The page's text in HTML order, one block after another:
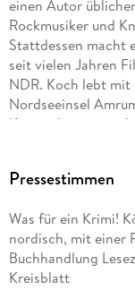
einen Autor
Rockmusiker und
Stattdessen macht
seit vielen Jahren
NDR. Koch lebt mit
Nordseeinsel
Kriminalromane
Pressestimmen
Was für ein Krimi!
nordisch, mit einer
Buchhandlung
Kreisblatt